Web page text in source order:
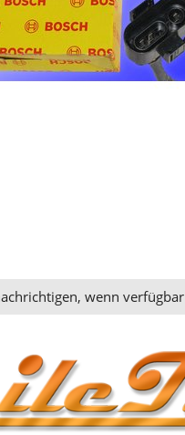
wenn verfügbar